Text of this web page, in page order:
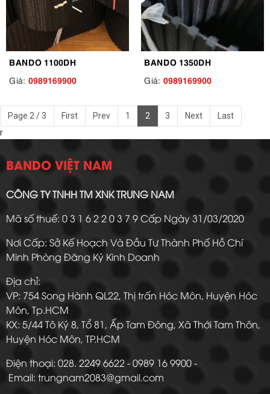
BANDO 1100DH
Giá: 0989169900
BANDO 1350DH
Giá: 0989169900
Page 2 / 3 First Prev 1 2 3 Next
Last
r
BANDO VIỆT NAM
CÔNG TY TNHH TM XNK TRUNG NAM
Mã số thuế: 0 3 1 6 2 2 0 3 7 9 Cấp Ngày 31/03/2020
Nơi Cấp: Sở Kế Hoạch Và Đầu Tư Thành Phố Hồ Chí
Minh Phòng Đăng Ký Kinh Doanh
Địa chỉ:
VP: 754 Song Hành QL22, Thị trấn Hóc Môn, Huyện Hóc
Môn, Tp.HCM
KX: 5/44 Tô Ký 8, Tổ 81, Ấp Tam Đông, Xã Thới Tam Thôn,
Huyện Hóc Môn, TP.HCM
Điện thoại: 028. 2249 6622 - 0989 16 9900 -
Email: trungnam2083@gmail.com